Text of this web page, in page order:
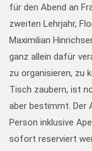
für den Abend an
zweiten Lehrjahr,
Maximilian
ganz allein dafür
zu organisieren, zu
Tisch zaubern, ist
aber bestimmt. Der
Person inklusive
sofort reserviert